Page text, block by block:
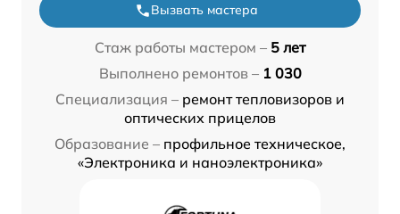
Вызвать мастера
Стаж работы мастером – 5 лет
Выполнено ремонтов – 1 030
Специализация – ремонт тепловизоров и
оптических прицелов
Образование – профильное техническое,
«Электроника и наноэлектроника»